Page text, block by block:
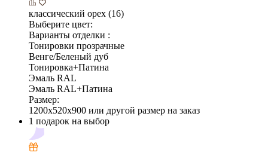
классический орех (16)
Выберите цвет:
Варианты отделки :
Тонировки прозрачные
Венге/Беленый дуб
Тонировка+Патина
Эмаль RAL
Эмаль RAL+Патина
Размер:
1200x520x900 или другой размер на заказ
1 подарок на выбор